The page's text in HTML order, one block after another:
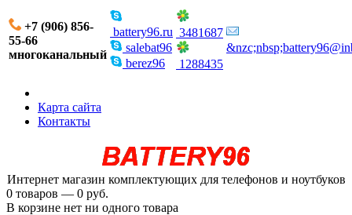
+7 (906) 856-
55-66
многоканальный
battery96.ru
salebat96
berez96
3481687
1288435
Карта сайта
Контакты
Интернет магазин комплектующих для телефонов и ноутбуков
0 товаров — 0 руб.
В корзине нет ни одного товара